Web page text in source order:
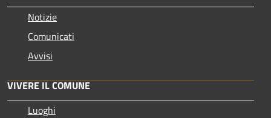
Notizie
Comunicati
Avvisi
VIVERE IL COMUNE
Luoghi